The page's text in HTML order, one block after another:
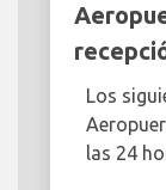
Los
las 24